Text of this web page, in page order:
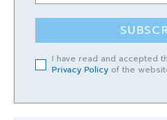
I have read and accepted
Privacy Policy of the